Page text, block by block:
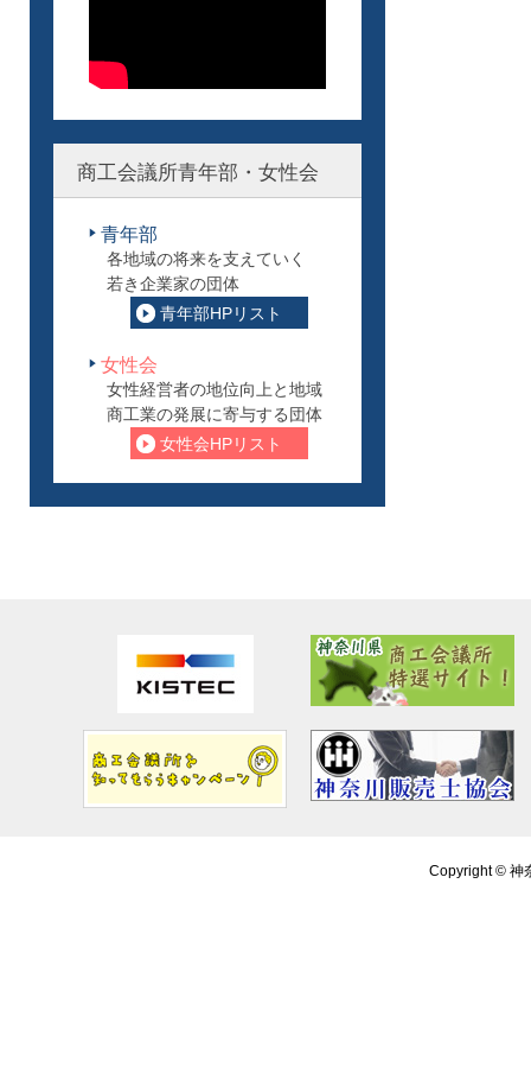
商工会議所青年部・女性会
青年部
各地域の将来を支えていく
若き企業家の団体
青年部HPリスト
女性会
女性経営者の地位向上と地域
商工業の発展に寄与する団体
女性会HPリスト
Copyright © 神